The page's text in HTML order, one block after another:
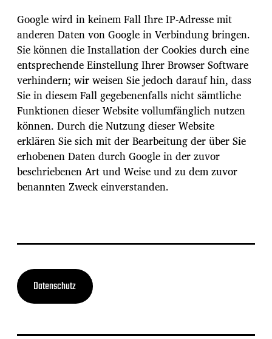
Google wird in keinem Fall Ihre IP-Adresse mit
anderen Daten von Google in Verbindung bringen.
Sie können die Installation der Cookies durch eine
entsprechende Einstellung Ihrer Browser Software
verhindern; wir weisen Sie jedoch darauf hin, dass
Sie in diesem Fall gegebenenfalls nicht sämtliche
Funktionen dieser Website vollumfänglich nutzen
können. Durch die Nutzung dieser Website
erklären Sie sich mit der Bearbeitung der über Sie
erhobenen Daten durch Google in der zuvor
beschriebenen Art und Weise und zu dem zuvor
benannten Zweck einverstanden.
Datenschutz